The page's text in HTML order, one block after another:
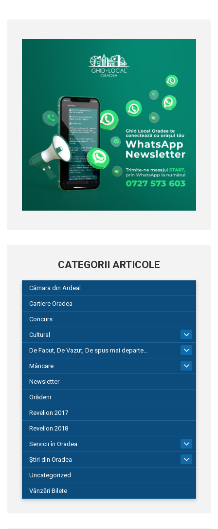
CATEGORII ARTICOLE
Cămara din Ardeal
Cartiere Oradea
Concurs
Cultural
De Facut, De Vazut, De spus mai departe…
580
Mâncare
Newsletter
Orădeni
Revelion 2017
Revelion 2018
Servicii în Oradea
Știri din Oradea
Uncategorized
Vânzări Bilete